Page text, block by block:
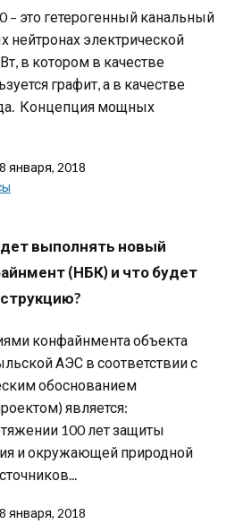
это гетерогенный канальный
нейтронах электрической
в котором в качестве
графит, а в качестве
Концепция мощных
января, 2018
выполнять новый
(НБК) и что будет
конфайнмента объекта
АЭС в соответствии с
обоснованием
является:
100 лет защиты
и окружающей природной
января, 2018